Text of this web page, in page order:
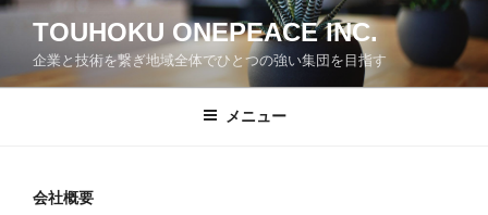
コ
ン
TOUHOKU ONEPEACE INC.
企業と技術を繋ぎ地域全体でひとつの強い集団を目指す
メニュー
会社概要